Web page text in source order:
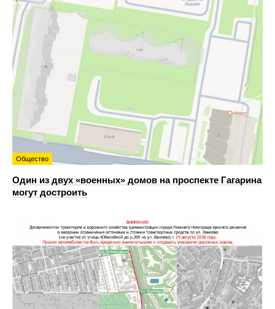
Общество
Один из двух «военных» домов на проспекте Гагарина
могут достроить